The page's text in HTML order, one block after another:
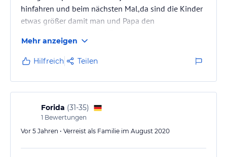
hinfahren und beim nächsten Mal,da sind die Kinder
etwas größer damit man und Papa den
Mehr anzeigen
Hilfreich Teilen
Forida (31-35)
1 Bewertungen
Vor 5 Jahren • Verreist als Familie im August 2020